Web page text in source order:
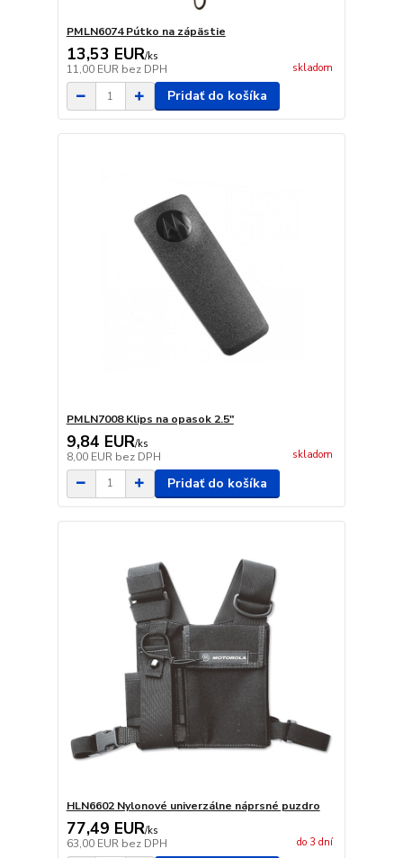
PMLN6074 Pútko na zápästie
13,53 EUR/ks
11,00 EUR bez DPH skladom
Pridať do košíka
PMLN7008 Klips na opasok 2.5"
9,84 EUR/ks
8,00 EUR bez DPH skladom
Pridať do košíka
HLN6602 Nylonové univerzálne náprsné puzdro
77,49 EUR/ks
63,00 EUR bez DPH do 3 dní